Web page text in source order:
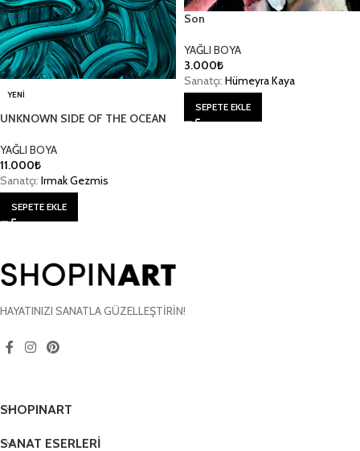
YENI
UNKNOWN SIDE OF THE OCEAN
YAĞLI BOYA
11.000₺
Sanatçı: Irmak Gezmis
SEPETE EKLE
Son
YAĞLI BOYA
3.000₺
Sanatçı: Hümeyra Kaya
SEPETE EKLE
HAYATINIZI SANATLA GÜZELLEŞTİRİN!
SHOPINART
SANAT ESERLERİ